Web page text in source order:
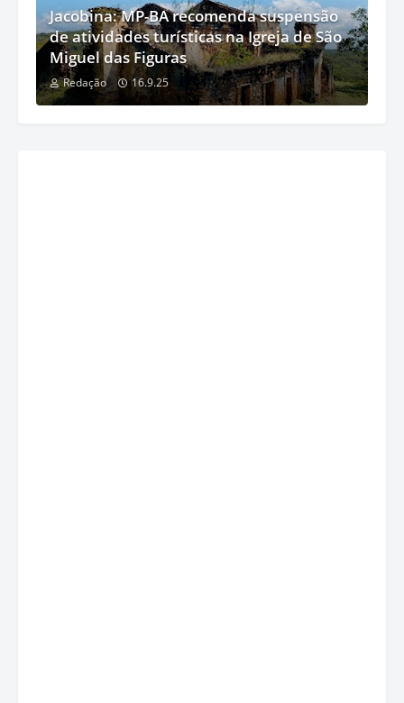
Jacobina: MP-BA recomenda suspensão
de atividades turísticas na Igreja de São
Miguel das Figuras
Redação 16.9.25